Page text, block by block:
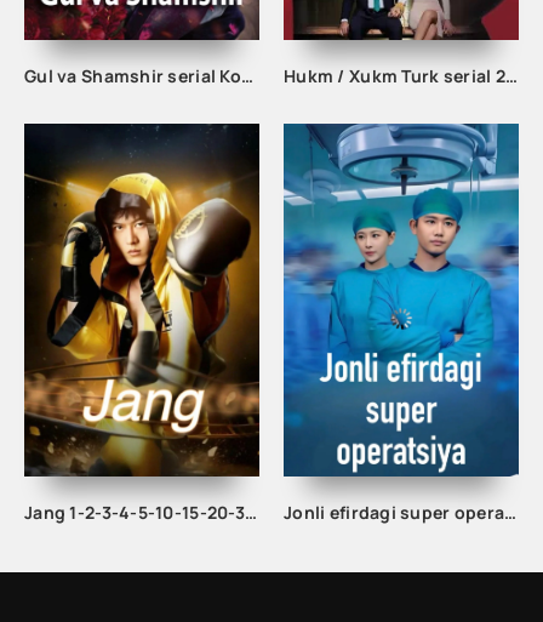
Gul va Shamshir serial Korea Barcha qismlar Uzbek tilida / Гул ва Шамшир сериал Кореа Барча қисмлар Узбек тилида Hukm / Xukm Turk serial 203. 204. 205. 206. 207. 208. 209. 210. 211. 212. 213. 214. 215 Qism Uzbek tilida Hukim Xukim Barcha qismlari
Jang 1-2-3-4-5-10-15-20-30-40-50-60-65-70 Qism drama Koreya seriali uzbek tilida Barcha qismlar Jonli efirdagi super operatsiya 1-2-3-4-5-10-15-20-25-30-35-40-50-60-75 Qism Drama Uzbek tilida Barcha qismlar 2026 HD skachat